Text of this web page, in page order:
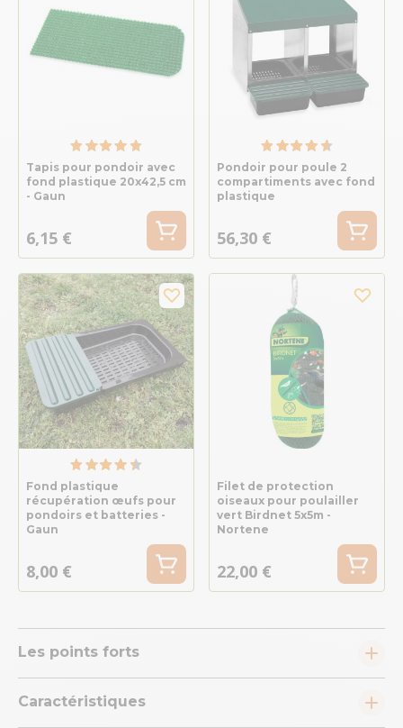
Tapis pour pondoir avec
fond plastique 20x42,5 cm
- Gaun
6,15 €
Pondoir pour poule 2
compartiments avec fond
plastique
56,30 €
Fond plastique
récupération œufs pour
pondoirs et batteries -
Gaun
8,00 €
Filet de protection
oiseaux pour poulailler
vert Birdnet 5x5m -
Nortene
22,00 €
Les points forts
Caractéristiques